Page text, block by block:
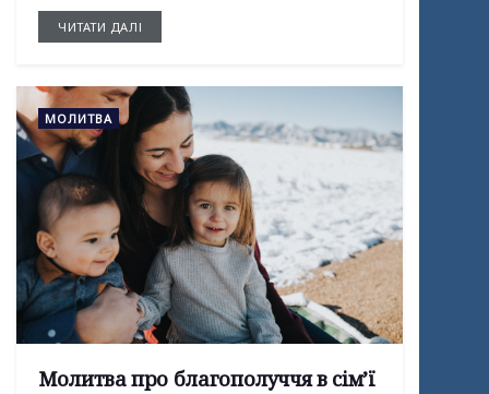
ЧИТАТИ ДАЛІ
МОЛИТВА
Молитва про благополуччя в сім’ї